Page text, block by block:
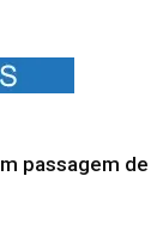
passagem de